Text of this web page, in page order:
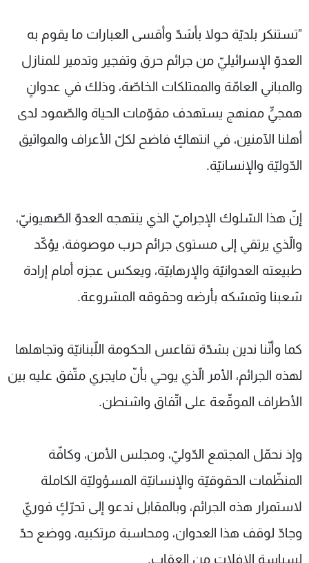
"تستنكر بلديّة حولا بأشدّ وأقسى العبارات ما يقوم به
العدوّ الإسرائيليّ من جرائم حرق وتفجير وتدمير للمنازل
والمباني العامّة والممتلكات الخاصّة، وذلك في عدوانٍ
همجيٍّ ممنهج يستهدف مقوّمات الحياة والصّمود لدى
أهلنا الآمنين، في انتهاكٍ فاضح لكلّ الأعراف والمواثيق
الدّوليّة والإنسانيّة.
إنّ هذا السّلوك الإجراميّ الذي ينتهجه العدوّ الصّهيونيّ،
والّذي يرتقي إلى مستوى جرائم حرب موصوفة، يؤكّد
طبيعته العدوانيّة والإرهابيّة، ويعكس عجزه أمام إرادة
شعبنا وتمسّكه بأرضه وحقوقه المشروعة.
كما وأنّنا ندين بشدّة تقاعس الحكومة اللّبنانيّة وتجاهلها
لهذه الجرائم، الأمر الّذي يوحي بأنّ مايجري متّفق عليه بين
الأطراف الموقّعة على اتّفاق واشنطن.
وإذ نحمّل المجتمع الدّوليّ، ومجلس الأمن، وكافّة
المنظّمات الحقوقيّة والإنسانيّة المسؤوليّة الكاملة
لاستمرار هذه الجرائم، وبالمقابل ندعو إلى تحرّكٍ فوريّ
وجادّ لوقف هذا العدوان، ومحاسبة مرتكبيه، ووضع حدّ
لسياسة الإفلات من العقاب.
عن MTV
الإنـتـاج
لاعلاناتكم
وظائف
تواصل معنا
شروط الإسـتخدام
سياسة الخصوصية